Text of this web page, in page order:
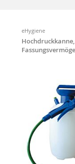
eHygiene